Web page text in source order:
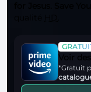
for Jesus. Save
Voir
*Gratuit